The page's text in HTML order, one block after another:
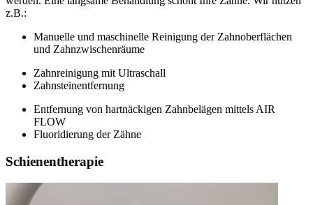
z.B.:
Manuelle und maschinelle Reinigung der Zahnoberflächen
und Zahnzwischenräume
Zahnreinigung mit Ultraschall
Zahnsteinentfernung
Entfernung von hartnäckigen Zahnbelägen mittels AIR
FLOW
Fluoridierung der Zähne
Schienentherapie